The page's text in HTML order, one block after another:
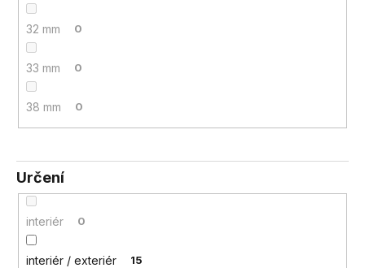
32 mm 0
33 mm 0
38 mm 0
Určení
interiér 0
interiér / exteriér 15